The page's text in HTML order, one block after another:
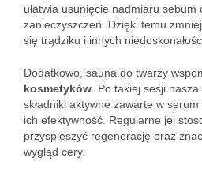
ułatwia usunięcie nadmiaru sebum
zanieczyszczeń. Dzięki temu
się trądziku i innych
Dodatkowo, sauna do twarzy
kosmetyków . Po takiej sesji
składniki aktywne zawarte w
ich efektywność. Regularne jej
przyspieszyć regenerację oraz
wygląd cery.